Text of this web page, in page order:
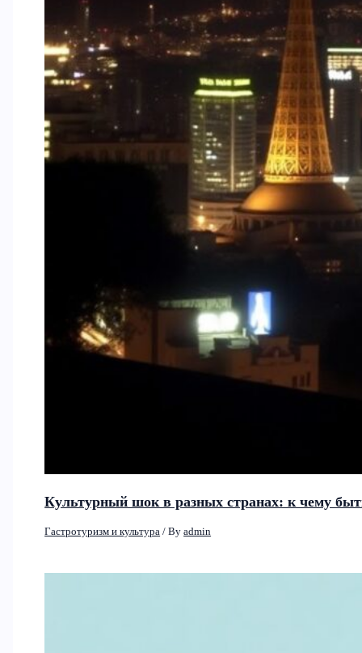
Культурный шок в разных странах: к чему
Гастротуризм и культура / Byadmin